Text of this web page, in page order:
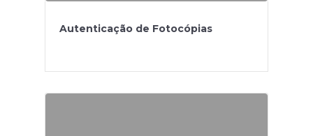
Autenticação de Fotocópias